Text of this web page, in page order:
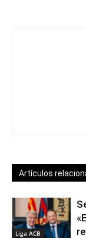
Artículos
Liga ACB